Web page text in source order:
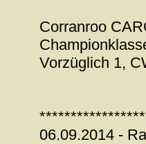
Corranroo
Vorzüglich 1,
06.09.2014 -